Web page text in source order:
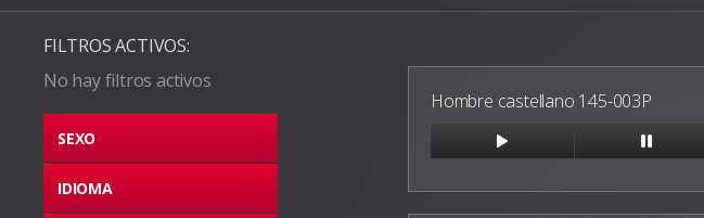
FILTROS ACTIVOS:
No hay filtros activos
SEXO
IDIOMA
Hombre castellano 145-003P